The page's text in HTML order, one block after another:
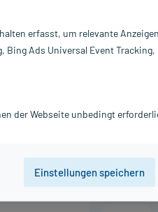
21,52 €
Darreichung:
Inhalt:
erfasst, um relevante
Bing Ads Universal Event
der Webseite unbedingt
Einstellungen speichern